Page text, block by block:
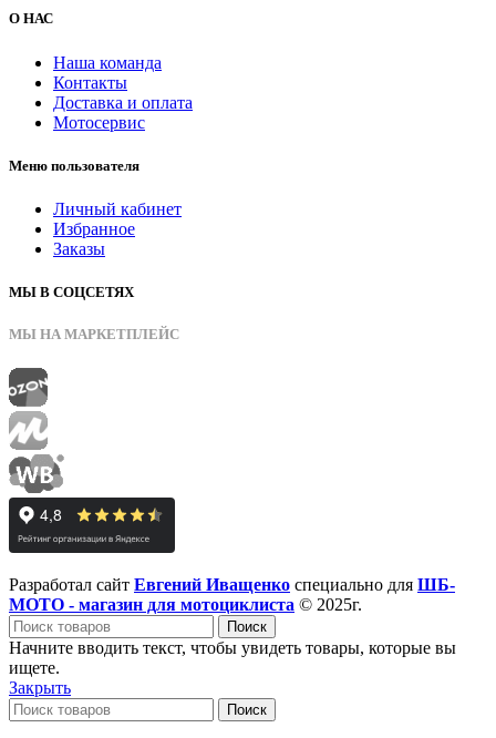
О НАС
Наша команда
Контакты
Доставка и оплата
Мотосервис
Меню пользователя
Личный кабинет
Избранное
Заказы
МЫ В СОЦСЕТЯХ
МЫ НА МАРКЕТПЛЕЙС
Разработал сайт Евгений Иващенко специально для ШБ-
МОТО - магазин для мотоциклиста © 2025г.
Поиск
Начните вводить текст, чтобы увидеть товары, которые вы
ищете.
Закрыть
Поиск